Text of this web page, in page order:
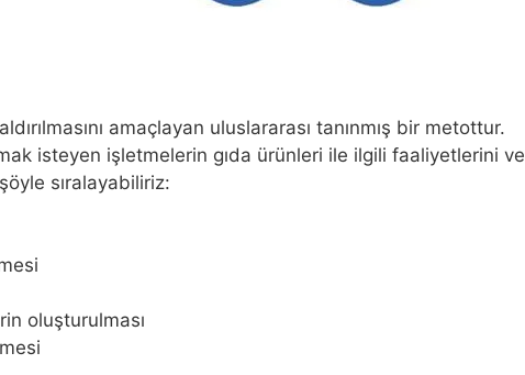
amaçlayan uluslararası tanınmış bir metottur.
isteyen işletmelerin gıda ürünleri ile ilgili faaliyetlerini ve
sıralayabiliriz:
oluşturulması